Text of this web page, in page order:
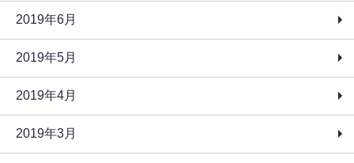
2019年6月
2019年5月
2019年4月
2019年3月